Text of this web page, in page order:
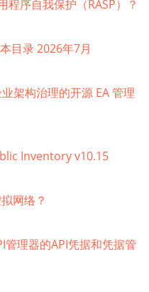
程序自我保护（RASP）？
目录 2026年7月
架构治理的开源 EA 管理
Inventory v10.15
网络？
管理器的API凭据和凭据管